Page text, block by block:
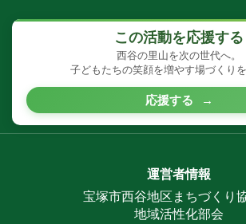
この活動を応援する
西谷の里山を次の世代へ。
子どもたちの笑顔を増やす場づくりを
応援する →
運営者情報
宝塚市西谷地区まちづくり
地域活性化部会